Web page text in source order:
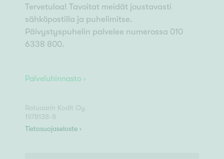
Tervetuloa! Tavoitat meidät joustavasti
sähköpostilla ja puhelimitse.
Päivystyspuhelin palvelee numerossa 010
6338 800.
Palveluhinnasto ›
Rotuaarin Kodit Oy
1978138-8
Tietosuojaseloste ›